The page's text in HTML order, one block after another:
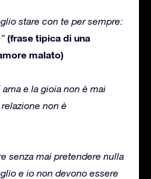
stare con te per sempre:
(frase tipica di una
malato)
e la gioia non è mai
non è
senza mai pretendere nulla
e io non devono essere